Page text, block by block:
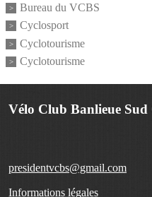
Bureau du VCBS
Cyclosport
Cyclotourisme
Cyclotourisme
Vélo Club Banlieue
presidentvcbs@gmail.com
Informations légales